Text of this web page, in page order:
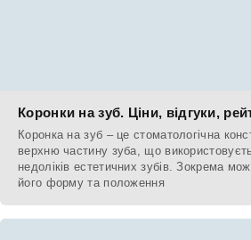
Коронки на зуб. Ціни, відгуки,
Коронка на зуб – це стоматологічна
верхню частину зуба, що
недоліків естетичних зубів. Зокрема
його форму та положення